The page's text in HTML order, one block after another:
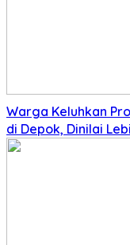
Warga Keluhkan
di Depok, Dinilai